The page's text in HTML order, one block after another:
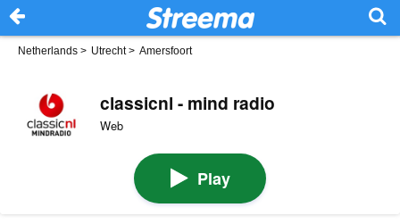
Netherlands > Utrecht> Amersfoort
classicnl - mind radio
Web
Play